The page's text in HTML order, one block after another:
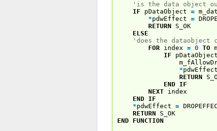
'is the data object
IF pDataObject =
*pdwEffect =
RETURN S_OK
ELSE
'does the dataobject
FOR index = 0 TO
IF
*
RETURN
END IF
NEXT index
END IF
*pdwEffect =
RETURN S_OK
END FUNCTION